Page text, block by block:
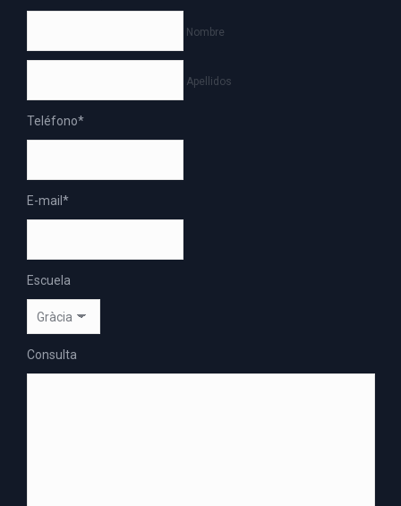
Nombre
Apellidos
Teléfono*
E-mail *
Escuela
Consulta